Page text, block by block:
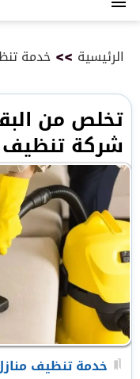
القائمة
الرئيسية >> خدمة
تخلص من
شركة تنظيف
خدمة تنظيف